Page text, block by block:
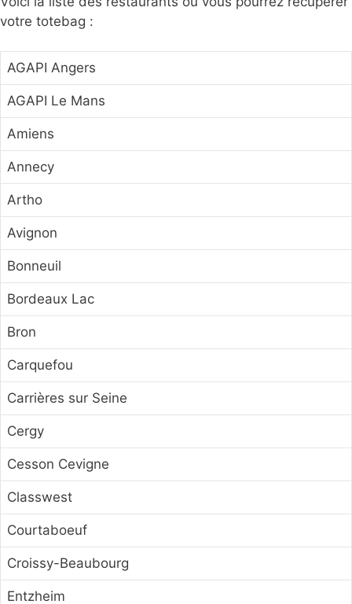
votre totebag :
AGAPI Angers
AGAPI Le Mans
Amiens
Annecy
Artho
Avignon
Bonneuil
Bordeaux Lac
Bron
Carquefou
Carrières sur Seine
Cergy
Cesson Cevigne
Classwest
Courtaboeuf
Croissy-Beaubourg
Entzheim